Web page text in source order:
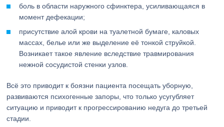
боль в области наружного сфинктера, усиливающаяся в
момент дефекации;
присутствие алой крови на туалетной бумаге, каловых
массах, белье или же выделение её тонкой струйкой.
Возникает такое явление вследствие травмирования
нежной сосудистой стенки узлов.
Всё это приводит к боязни пациента посещать уборную,
развиваются психогенные запоры, что только усугубляет
ситуацию и приводит к прогрессированию недуга до третьей
стадии.